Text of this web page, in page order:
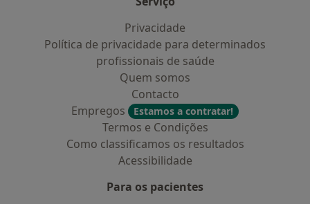
Privacidade
Política de privacidade para determinados
profissionais de saúde
Quem somos
Contacto
Empregos
Estamos a contratar!
Termos e Condições
Como classificamos os resultados
Acessibilidade
Para os pacientes